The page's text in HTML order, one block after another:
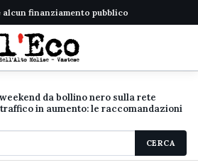
finanziamento pubblico
da bollino nero sulla rete
in aumento: le raccomandazioni
CERCA